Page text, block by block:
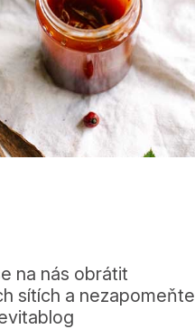
na nás obrátit
sítích a nezapomeňte